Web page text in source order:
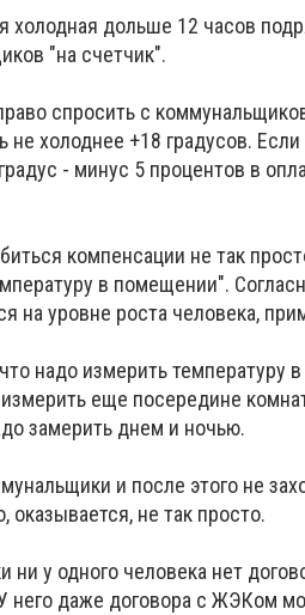
холодная дольше 12 часов
"на счетчик".
спросить с
не холоднее +18 градусов.
- минус 5 процентов в
компенсации не так
в помещении".
на уровне роста человека,
надо измерить температуру
еще посередине
замерить днем ​​и ночью.
и после этого не
оказывается, не так просто.
ни у одного человека нет
него даже договора с ЖЭКом